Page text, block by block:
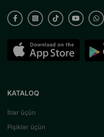
KATALOQ
İtlər üçün
Pişiklər üçün